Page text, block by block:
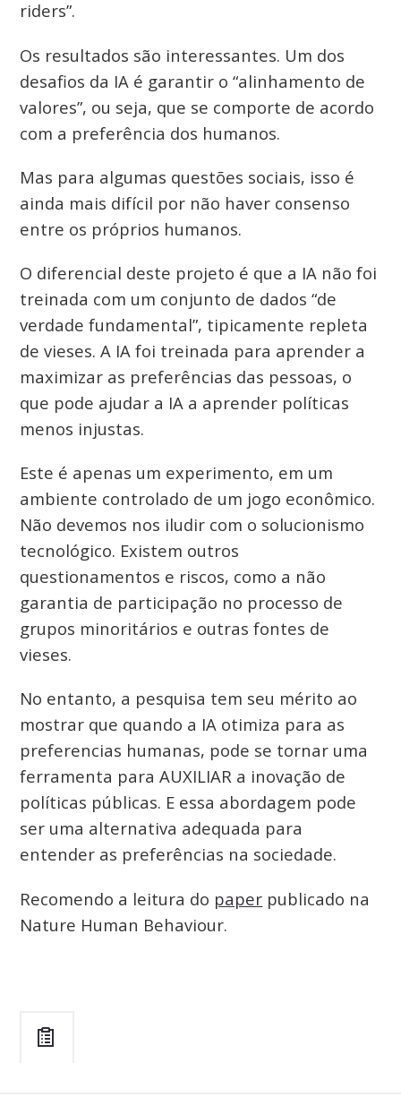
riders”.
Os resultados são interessantes. Um dos
desafios da IA é garantir o “alinhamento de
valores”, ou seja, que se comporte de acordo
com a preferência dos humanos.
Mas para algumas questões sociais, isso é
ainda mais difícil por não haver consenso
entre os próprios humanos.
O diferencial deste projeto é que a IA não foi
treinada com um conjunto de dados “de
verdade fundamental”, tipicamente repleta
de vieses. A IA foi treinada para aprender a
maximizar as preferências das pessoas, o
que pode ajudar a IA a aprender políticas
menos injustas.
Este é apenas um experimento, em um
ambiente controlado de um jogo econômico.
Não devemos nos iludir com o solucionismo
tecnológico. Existem outros
questionamentos e riscos, como a não
garantia de participação no processo de
grupos minoritários e outras fontes de
vieses.
No entanto, a pesquisa tem seu mérito ao
mostrar que quando a IA otimiza para as
preferencias humanas, pode se tornar uma
ferramenta para AUXILIAR a inovação de
políticas públicas. E essa abordagem pode
ser uma alternativa adequada para
entender as preferências na sociedade.
Recomendo a leitura do paper publicado na
Nature Human Behaviour.